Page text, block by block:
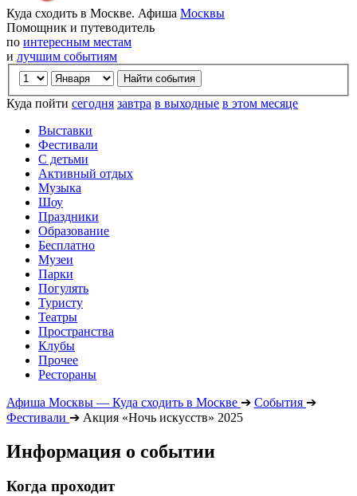
Куда сходить в Москве. Афиша Москвы
Помощник и путеводитель
по интересным местам
и лучшим событиям
Куда пойти сегодня завтра в выходные в этом месяце
Выставки
Фестивали
С детьми
Активный отдых
Музыка
Шоу
Праздники
Образование
Бесплатно
Музеи
Парки
Погулять
Туристу
Театры
Пространства
Клубы
Прочее
Рестораны
Афиша Москвы — Куда сходить в Москве ➔ События ➔
Фестивали ➔ Акция «Ночь искусств» 2025
Информация о событии
Когда проходит